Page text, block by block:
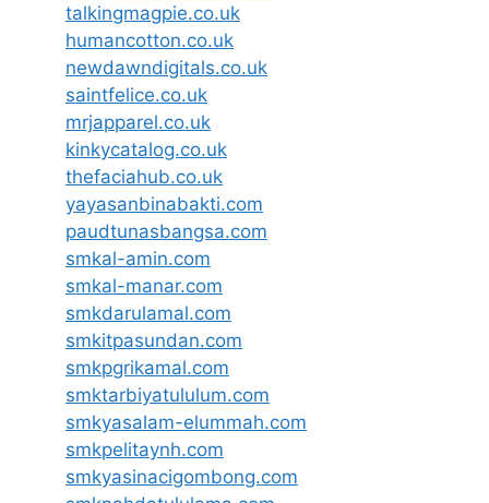
talkingmagpie.co.uk
humancotton.co.uk
newdawndigitals.co.uk
saintfelice.co.uk
mrjapparel.co.uk
kinkycatalog.co.uk
thefaciahub.co.uk
yayasanbinabakti.com
paudtunasbangsa.com
smkal-amin.com
smkal-manar.com
smkdarulamal.com
smkitpasundan.com
smkpgrikamal.com
smktarbiyatululum.com
smkyasalam-elummah.com
smkpelitaynh.com
smkyasinacigombong.com